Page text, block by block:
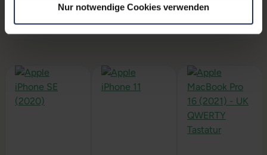
Nur notwendige Cookies verwenden
Produktgalerie überspringen